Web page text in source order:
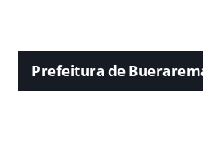
Prefeitura de